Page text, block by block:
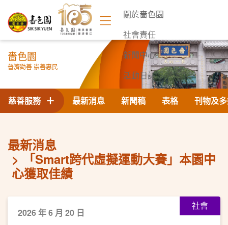
關於嗇色園
社會責任
新聞中心
活動日誌
聯絡我們
嗇色園
普濟勸善 崇善惠民
最新消息 新聞稿 表格 刊物及
慈善服務
最新消息
「Smart跨代虛擬運動大賽」本園中
心獲取佳績
社會
2026 年 6 月 20 日